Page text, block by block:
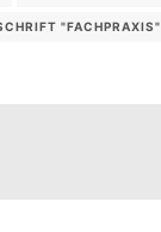
"FACHPRAXIS"